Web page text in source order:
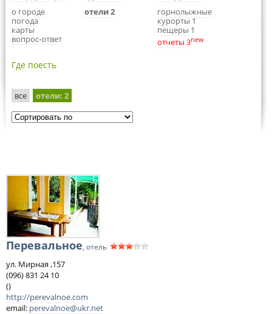
о городе
погода
карты
вопрос-ответ
отели 2
горнолыжные
курорты 1
пещеры 1
отчеты 3new
Где поесть
все отели: 2
Перевальное, отель
ул. Мирная ,157
(096) 831 24 10
()
http://perevalnoe.com
email: perevalnoe@ukr.net